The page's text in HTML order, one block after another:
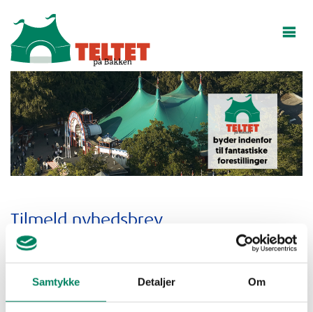
Samtykke Detaljer Om
Tilmeld nyhedsbrev
særlige tilbud. Nyhedsbrevene kan til enhver tid frameldes
igen.